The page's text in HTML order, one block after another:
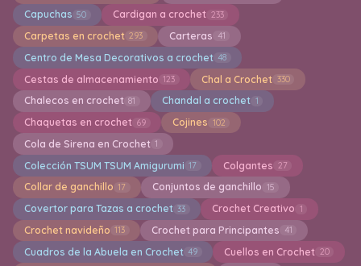
Capuchas 50 Cardigan a crochet 233
Carpetas en crochet 293 Carteras 41
Centro de Mesa Decorativos a crochet 48
Cestas de almacenamiento 123 Chal a Crochet 330
Chalecos en crochet 81 Chandal a crochet 1
Chaquetas en crochet 69 Cojines 102
Cola de Sirena en Crochet 1
Colección TSUM TSUM Amigurumi 17 Colgantes 27
Collar de ganchillo 17 Conjuntos de ganchillo 15
Covertor para Tazas a crochet 33 Crochet Creativo 1
Crochet navideño 113 Crochet para Principantes 41
Cuadros de la Abuela en Crochet 49 Cuellos en Crochet 20